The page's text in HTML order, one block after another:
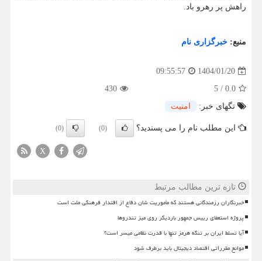
راهش پر رهرو باد.
منبع: خبرگزاری نام
1404/01/20
09:55:57
0.0
/
5
430
تگهای خبر:
امنیت
این مطلب نام را می پسندید؟ (0)
(0)
X
تازه ترین مطالب مرتبط
خبرنگاران رزمندگانی هستند که مأموریت شان دفاع از اقتدار فرهنگی ملت است
پروژه استعفای رییس جمهور باردیگر روی میز تندروها
آیا تسلط ایران بر تنگه هرمز تنها با قدرت نظامی میسر است؟
موانع مقرراتی اقتصاد دیجیتال باید برطرف شود